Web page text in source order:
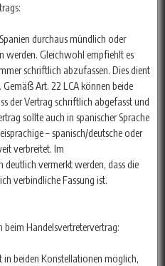
durchaus mündlich oder
werden. Gleichwohl empfiehlt es
schriftlich abzufassen. Dies dient
Art. 22 LCA können beide
der Vertrag schriftlich abgefasst und
sollte auch in spanischer Sprache
– spanisch/deutsche oder
verbreitet. Im
vermerkt werden, dass die
verbindliche Fassung ist.
Handelsvertretervertrag:
beiden Konstellationen möglich,